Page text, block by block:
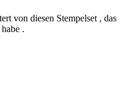
von diesen Stempelset , das
.